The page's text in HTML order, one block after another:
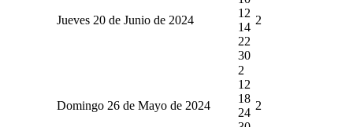
Jueves 20 de Junio de 2024
12
14
22
30
2
Domingo 26 de Mayo de 2024
2
12
18
24
2